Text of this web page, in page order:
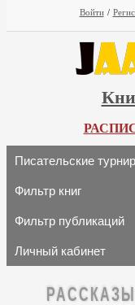
Войти /
Писательские
Фильтр книг
Фильтр публикаций
Личный кабинет